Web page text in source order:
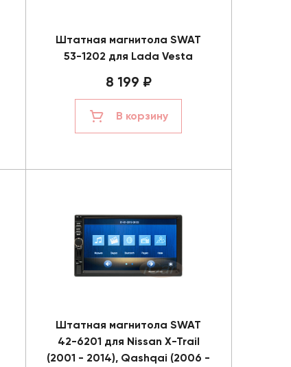
Штатная магнитола SWAT
53-1202 для Lada Vesta
8 199 ₽
В корзину
Штатная магнитола SWAT
42-6201 для Nissan X-Trail
(2001 - 2014), Qashqai (2006 -